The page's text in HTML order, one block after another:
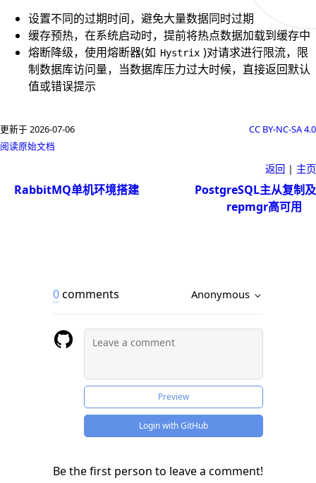
设置不同的过期时间，避免大量数据同时过期
缓存预热，在系统启动时，提前将热点数据加载到缓存中
熔断降级，使用熔断器(如 Hystrix )对请求进行限流，限
制数据库访问量，当数据库压力过大时候，直接返回默认
值或错误提示
更新于 2026-07-06
CC BY-NC-SA 4.0
阅读原始文档
返回 | 主页
RabbitMQ单机环境搭建
PostgreSQL主从复制及
repmgr高可用
0comments Anonymous
Preview
Login with GitHub
Be the first person to leave a comment!